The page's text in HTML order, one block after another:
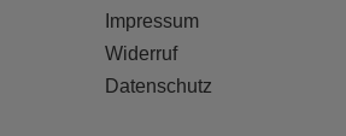
Impressum
Widerruf
Datenschutz